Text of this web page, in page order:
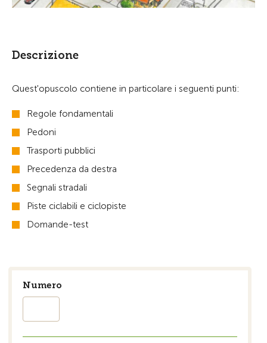
Descrizione
Quest'opuscolo contiene in particolare i seguenti punti:
Regole fondamentali
Pedoni
Trasporti pubblici
Precedenza da destra
Segnali stradali
Piste ciclabili e ciclopiste
Domande-test
Numero